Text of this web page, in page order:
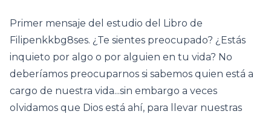
Primer mensaje del estudio del Libro de
Filipenkkbg8ses. ¿Te sientes preocupado? ¿Estás
inquieto por algo o por alguien en tu vida? No
deberíamos preocuparnos si sabemos quien está a
cargo de nuestra vida...sin embargo a veces
olvidamos que Dios está ahí, para llevar nuestras